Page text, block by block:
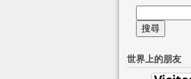
日
記
分
尋
鍵
世界上的朋友